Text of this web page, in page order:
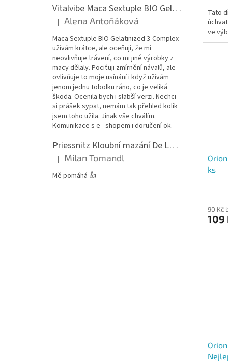
Vitalvibe Maca Sextuple BIO Gelatinized 3-Complex, 60 kapslí
Hodnocení produktu je 5 z 5 hvězdiček.
| Alena Antoňáková
Maca Sextuple BIO Gelatinized 3-Complex -
užívám krátce, ale oceňuji, že mi
neovlivňuje trávení, co mi jiné výrobky z
macy dělaly. Pociťuji zmírnění návalů, ale
ovlivňuje to moje usínání i když užívám
jenom jednu tobolku ráno, co je veliká
škoda. Ocenila bych i slabší verzi. Nechci
si prášek sypat, nemám tak přehled kolik
jsem toho užila. Jinak vše chválím.
Komunikace s e - shopem i doručení ok.
Priessnitz Kloubní mazání De Luxe, 200ml
Hodnocení produktu je 5 z 5 hvězdiček.
| Milan Tomandl
Mě pomáhá 👍
Tato
ve
ks
90 Kč
109